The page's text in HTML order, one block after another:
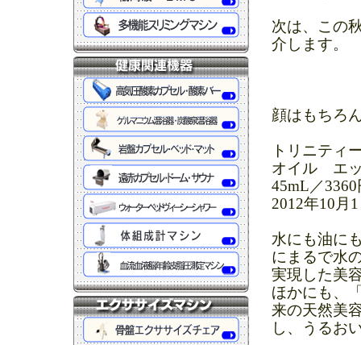
次は、この
介します。
顔はもちろ
トリニティ
オイル エ
45mL／
2012年10月
水にも油に
にまるで水
実現した美
ほかにも、
来の天然美
し、うるお